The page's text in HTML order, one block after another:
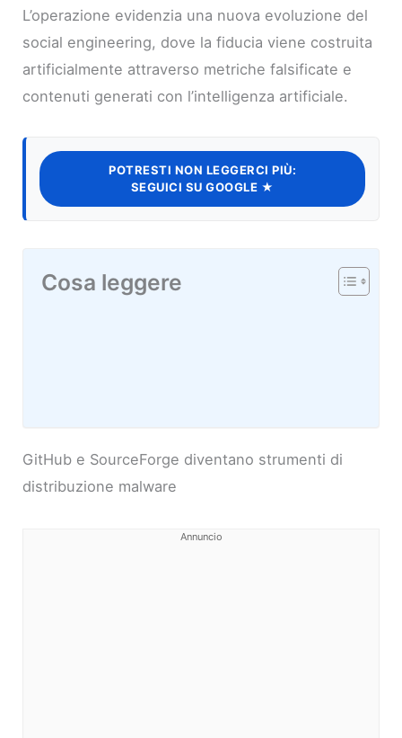
L’operazione evidenzia una nuova evoluzione del
social engineering, dove la fiducia viene costruita
artificialmente attraverso metriche falsificate e
contenuti generati con l’intelligenza artificiale.
POTRESTI NON LEGGERCI PIÙ:
SEGUICI SU GOOGLE ★
Cosa leggere
GitHub e SourceForge diventano strumenti di
distribuzione malware
Annuncio